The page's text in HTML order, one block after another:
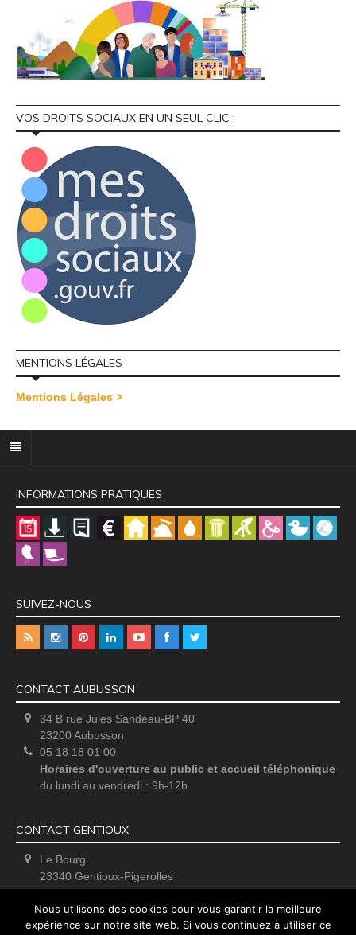
VOS DROITS SOCIAUX EN UN SEUL CLIC :
MENTIONS LÉGALES
Mentions Légales >
INFORMATIONS PRATIQUES
SUIVEZ-NOUS
CONTACT AUBUSSON
34 B rue Jules Sandeau-BP 40
23200 Aubusson
05 18 18 01 00
Horaires d'ouverture au public et accueil téléphonique
du lundi au vendredi : 9h-12h
CONTACT GENTIOUX
Le Bourg
23340 Gentioux-Pigerolles
Nous utilisons des cookies pour vous garantir la meilleure
expérience sur notre site web. Si vous continuez à utiliser ce